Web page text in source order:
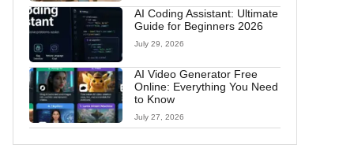
AI Coding Assistant: Ultimate
Guide for Beginners 2026
July 29, 2026
AI Video Generator Free
Online: Everything You Need
to Know
July 27, 2026